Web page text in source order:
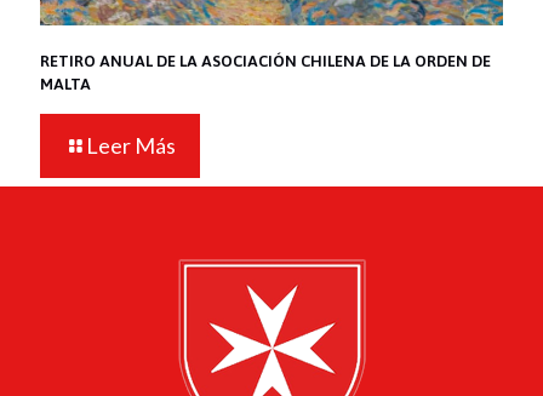
RETIRO ANUAL DE LA ASOCIACIÓN CHILENA DE LA ORDEN DE
MALTA
Leer Más